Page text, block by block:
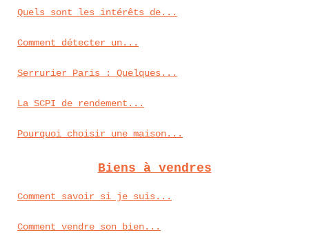
Quels sont les intérêts de...
Comment détecter un...
Serrurier Paris : Quelques...
La SCPI de rendement...
Pourquoi choisir une maison...
Biens à vendres
Comment savoir si je suis...
Comment vendre son bien...